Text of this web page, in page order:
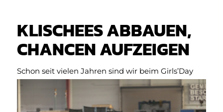
KLISCHEES ABBAUEN,
CHANCEN AUFZEIGEN
Schon seit vielen Jahren sind wir beim Girls’Day